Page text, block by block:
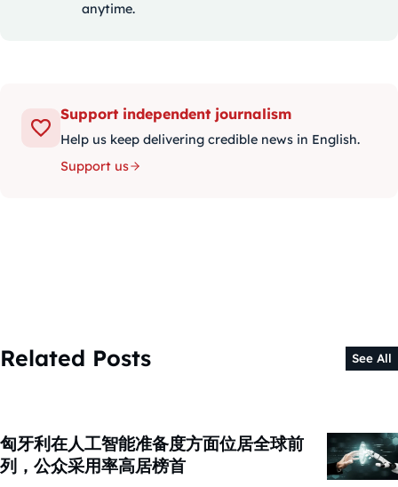
anytime.
Support independent journalism
Help us keep delivering credible news in English.
Support us
Related Posts See All
匈牙利在人工智能准备度方面位居全球前
列，公众采用率高居榜首